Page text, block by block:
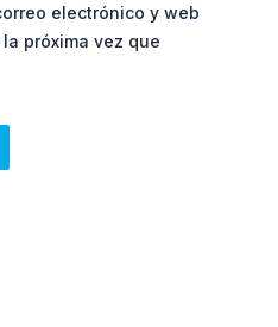
electrónico y web
próxima vez que